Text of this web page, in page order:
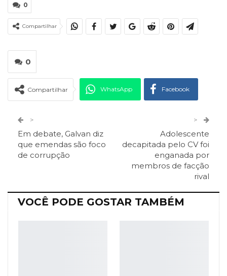
0
Compartilhar
0
Compartilhar WhatsApp Facebook
Viber O email
>
Em debate, Galvan diz
que emendas são foco
de corrupção
>
Adolescente
decapitada pelo CV foi
enganada por
membros de facção
rival
VOCÊ PODE GOSTAR TAMBÉM